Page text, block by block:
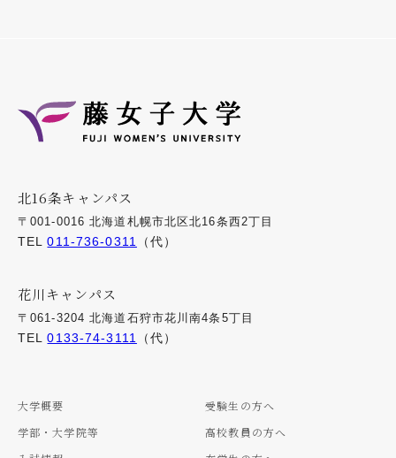
北16条キャンパス
〒001-0016 北海道札幌市北区北16条西2丁目
TEL011-736-0311 （代）
花川キャンパス
〒061-3204 北海道石狩市花川南4条5丁目
TEL0133-74-3111 （代）
大学概要
学部・大学院等
受験生の方へ
高校教員の方へ